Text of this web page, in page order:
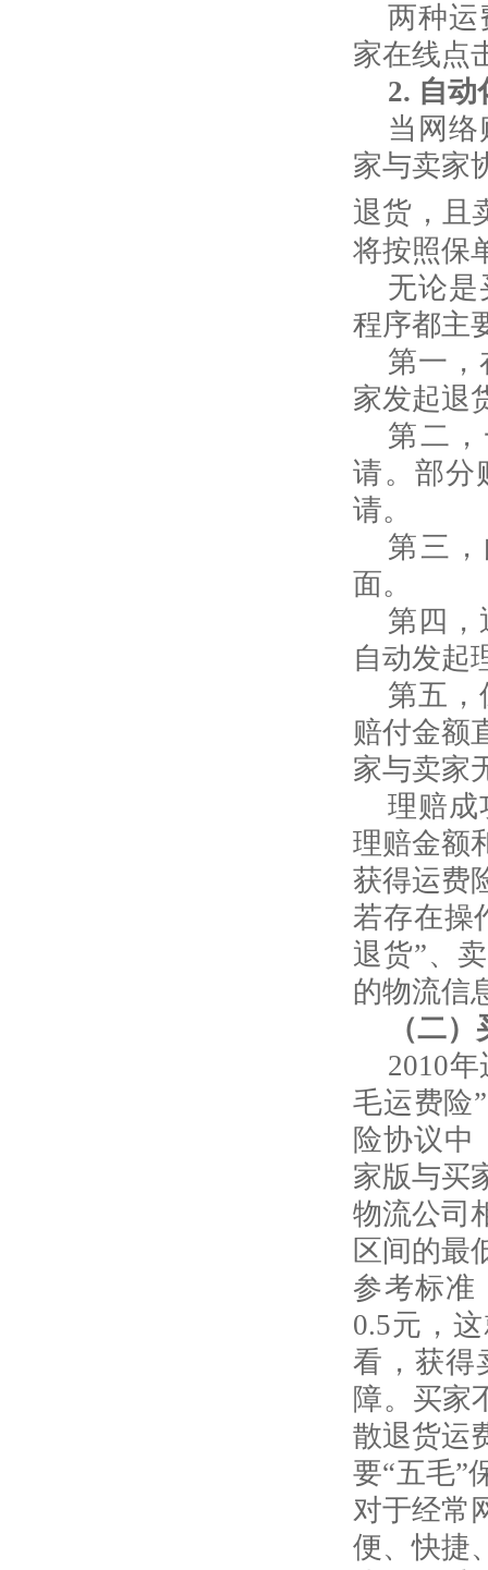
两种运
家在线点
2. 自动
当网
家与卖家
退货，且
将按照保
无论是
程序都主
第一，
家发起退
第二
请。部分
请。
第三
面。
第四，
自动发起
第五，
赔付金额
家与卖家
理赔成
理赔金额
获得运费
若存在操
退货”、
的物流信
（二
2010年
毛运费险
险协议中
家版与买
物流公司
区间的最
参考标准
0.5元，
看，获得
障。买家
散退货运
要“五毛”
对于经常
便、快捷